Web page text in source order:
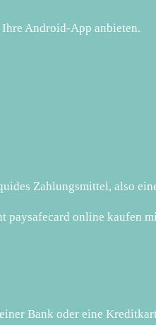
Android-App anbieten.
Zahlungsmittel, also
paysafecard online kaufen
Bank oder eine